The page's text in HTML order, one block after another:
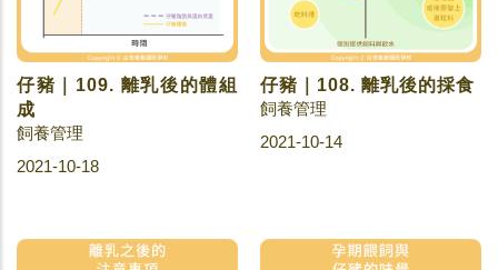
仔豬｜109. 離乳後的體組
成
飼養管理
2021-10-18
仔豬｜108. 離乳後的採食
飼養管理
2021-10-14